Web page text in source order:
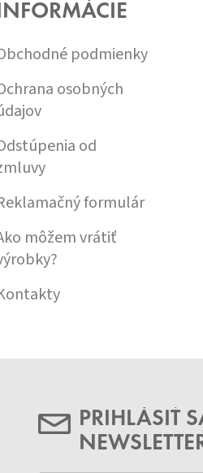
podmienky
osobných
od
formulár
môžem vrátiť
PRIHLÁSIŤ